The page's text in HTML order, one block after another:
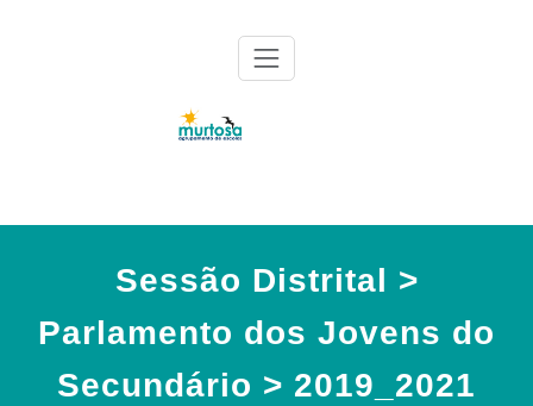
Sessão Distrital >
Parlamento dos Jovens do
Secundário > 2019_2021